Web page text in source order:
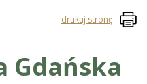
drukuj stronę
Gdańska